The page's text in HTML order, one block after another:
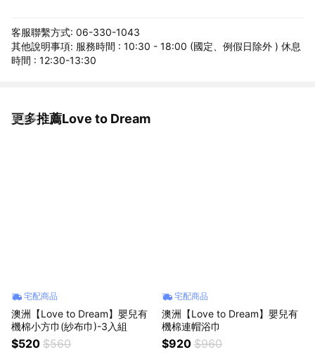
客服聯繫方式: 06-330-1043
其他說明事項: 服務時間 : 10:30 - 18:00 (國定、例假日除外 ) 休息
時間 : 12:30-13:30
更多推薦Love to Dream
看更多
宅配商品
澳洲【Love to Dream】嬰兒有
機棉小方巾(紗布巾)-3入組
$520 $560
宅配商品
澳洲【Love to Dream】嬰兒有
機棉連帽浴巾
$920 $960